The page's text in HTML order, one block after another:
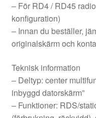
– För RD4 / RD45
konfiguration)
– Innan du beställer,
originalskärm och
Teknisk information
– Deltyp: center
inbyggd datorskärm”
– Funktioner: RDS/